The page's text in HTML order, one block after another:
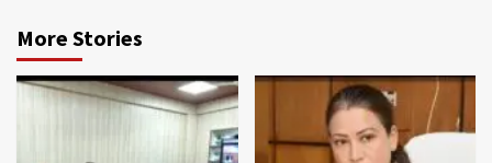
More Stories